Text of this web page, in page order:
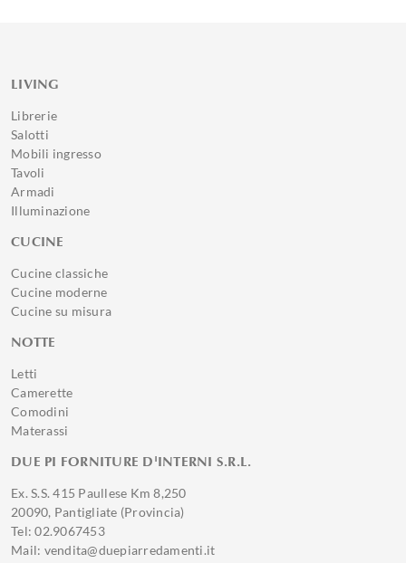
LIVING
Librerie
Salotti
Mobili ingresso
Tavoli
Armadi
Illuminazione
CUCINE
Cucine classiche
Cucine moderne
Cucine su misura
NOTTE
Letti
Camerette
Comodini
Materassi
DUE PI FORNITURE D'INTERNI S.R.L.
Ex. S.S. 415 Paullese Km 8,250
20090, Pantigliate (Provincia)
Tel: 02.9067453
Mail: vendita@duepiarredamenti.it